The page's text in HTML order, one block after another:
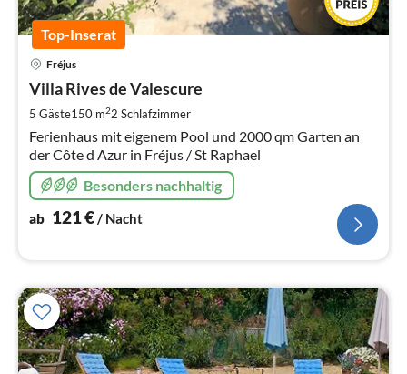
Top-Inserat
Fréjus
Villa Rives de Valescure
5 Gäste150 m22 Schlafzimmer
Ferienhaus mit eigenem Pool und 2000 qm Garten an
der Côte d Azur in Fréjus / St Raphael
Besonders nachhaltig
ab 121€/ Nacht